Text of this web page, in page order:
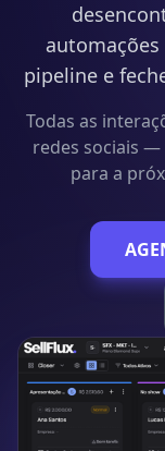
pipeline e
Todas as
redes sociais
para a